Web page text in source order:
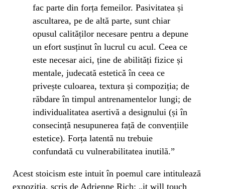
fac parte din forța femeilor. Pasivitatea și
ascultarea, pe de altă parte, sunt chiar
opusul calităților necesare pentru a depune
un efort susținut în lucrul cu acul. Ceea ce
este necesar aici, ține de abilități fizice și
mentale, judecată estetică în ceea ce
privește culoarea, textura și compoziția; de
răbdare în timpul antrenamentelor lungi; de
individualitatea asertivă a designului (și în
consecință nesupunerea față de convențiile
estetice). Forța latentă nu trebuie
confundată cu vulnerabilitatea inutilă.”
Acest stoicism este intuit în poemul care intitulează
expoziția, scris de Adrienne Rich: „it will touch